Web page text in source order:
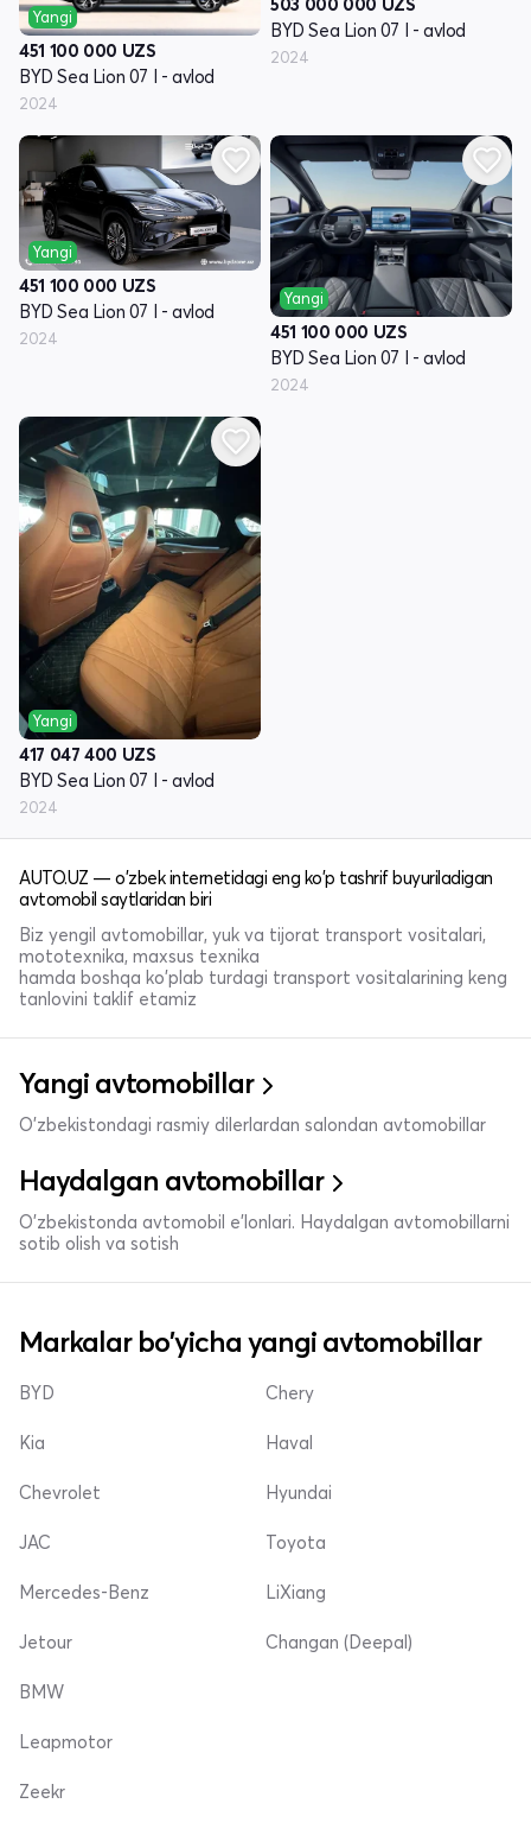
Yangi
451 100 000 UZS
BYD Sea Lion 07 I - avlod
2024
BYD Sea Lion 07 I - avlod
2024
Yangi
451 100 000 UZS
BYD Sea Lion 07 I - avlod
2024
Yangi
451 100 000 UZS
BYD Sea Lion 07 I - avlod
2024
Yangi
417 047 400 UZS
BYD Sea Lion 07 I - avlod
2024
AUTO.UZ — o'zbek internetidagi eng ko'p tashrif buyuriladigan
avtomobil saytlaridan biri
Biz yengil avtomobillar, yuk va tijorat transport vositalari,
mototexnika, maxsus texnika
hamda boshqa ko'plab turdagi transport vositalarining keng
tanlovini taklif etamiz
Yangi avtomobillar
O'zbekistondagi rasmiy dilerlardan salondan avtomobillar
Haydalgan avtomobillar
O'zbekistonda avtomobil e’lonlari. Haydalgan avtomobillarni
sotib olish va sotish
Markalar bo'yicha yangi avtomobillar
BYD
Kia
Chevrolet
Chery
Haval
Hyundai
JAC
Mercedes-Benz
Jetour
Toyota
LiXiang
Changan (Deepal)
BMW
Leapmotor
Zeekr